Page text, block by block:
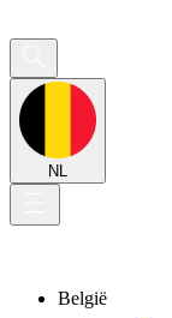
NL
België